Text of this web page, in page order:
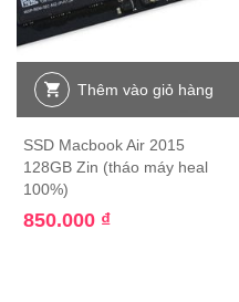
Thêm vào giỏ hàng
SSD Macbook Air 2015
128GB Zin (tháo máy heal
100%)
850.000 ₫